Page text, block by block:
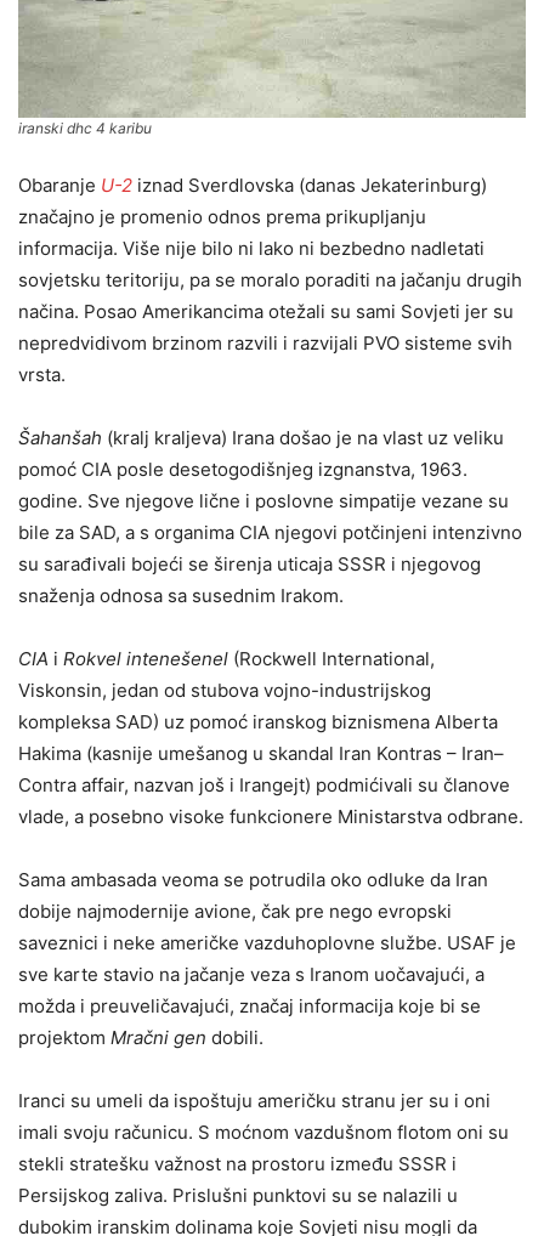
iranski dhc 4 karibu
Obaranje U-2 iznad Sverdlovska (danas Jekaterinburg)
značajno je promenio odnos prema prikupljanju
informacija. Više nije bilo ni lako ni bezbedno nadletati
sovjetsku teritoriju, pa se moralo poraditi na jačanju drugih
načina. Posao Amerikancima otežali su sami Sovjeti jer su
nepredvidivom brzinom razvili i razvijali PVO sisteme svih
vrsta.
Šahanšah (kralj kraljeva) Irana došao je na vlast uz veliku
pomoć CIA posle desetogodišnjeg izgnanstva, 1963.
godine. Sve njegove lične i poslovne simpatije vezane su
bile za SAD, a s organima CIA njegovi potčinjeni intenzivno
su sarađivali bojeći se širenja uticaja SSSR i njegovog
snaženja odnosa sa susednim Irakom.
CIA i Rokvel intenešenel (Rockwell International,
Viskonsin, jedan od stubova vojno-industrijskog
kompleksa SAD) uz pomoć iranskog biznismena Alberta
Hakima (kasnije umešanog u skandal Iran Kontras – Iran–
Contra affair, nazvan još i Irangejt) podmićivali su članove
vlade, a posebno visoke funkcionere Ministarstva odbrane.
Sama ambasada veoma se potrudila oko odluke da Iran
dobije najmodernije avione, čak pre nego evropski
saveznici i neke američke vazduhoplovne službe. USAF je
sve karte stavio na jačanje veza s Iranom uočavajući, a
možda i preuveličavajući, značaj informacija koje bi se
projektom Mračni gen dobili.
Iranci su umeli da ispoštuju američku stranu jer su i oni
imali svoju računicu. S moćnom vazdušnom flotom oni su
stekli stratešku važnost na prostoru između SSSR i
Persijskog zaliva. Prislušni punktovi su se nalazili u
dubokim iranskim dolinama koje Sovjeti nisu mogli da